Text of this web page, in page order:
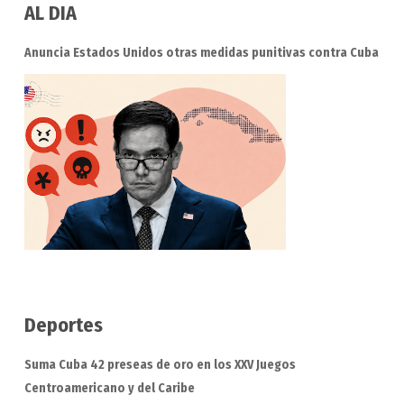
AL DIA
Anuncia Estados Unidos otras medidas punitivas contra Cuba
Deportes
Suma Cuba 42 preseas de oro en los XXV Juegos
Centroamericano y del Caribe